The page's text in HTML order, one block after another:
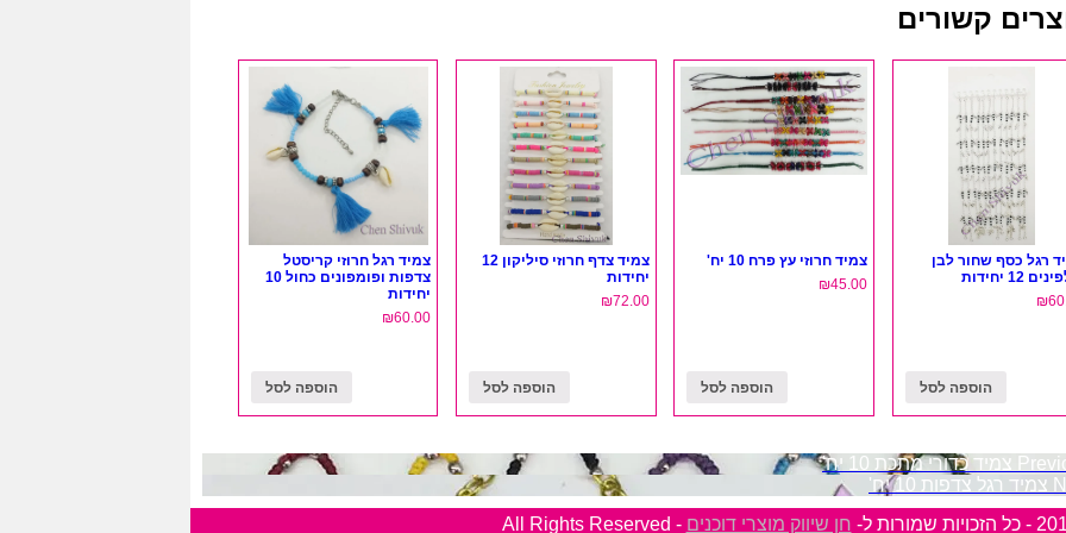
קשורים
רגל כסף שחור לבן
12 יחידות
₪
הוספה לסל
צמיד חרוזי עץ פרח 10 יח'
₪45.00
הוספה לסל
צמיד צדף חרוזי סיליקון 12
יחידות
₪72.00
הוספה לסל
צמיד רגל חרוזי קריסטל
צדפות ופומפונים כחול 10
יחידות
₪60.00
הוספה לסל
צמיד כדורי מתכת 10 יח'
צמיד רגל צדפות 10 יח'
חן שיווק מוצרי דוכנים - All Rights Reserved